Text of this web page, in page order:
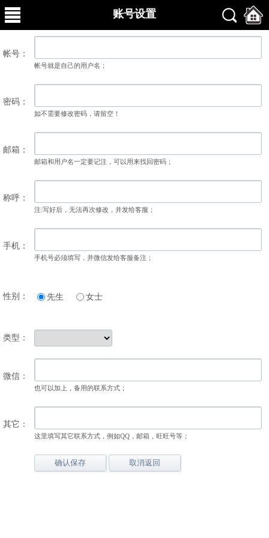
账号设置
帐号：
帐号就是自己的用户名；
密码：
如不需要修改密码，请留空！
邮箱：
邮箱和用户名一定要记注，可以用来找回密码；
称呼：
注:写好后，无法再次修改，并发给客服；
手机：
手机号必须填写，并微信发给客服备注；
性别： 先生 女士
类型：
微信：
也可以加上，备用的联系方式；
其它：
这里填写其它联系方式，例如QQ，邮箱，旺旺号等；